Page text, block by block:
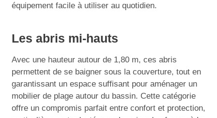
équipement facile à utiliser au quotidien.
Les abris mi-hauts
Avec une hauteur autour de 1,80 m, ces abris
permettent de se baigner sous la couverture, tout en
garantissant un espace suffisant pour aménager un
mobilier de plage autour du bassin. Cette catégorie
offre un compromis parfait entre confort et protection,